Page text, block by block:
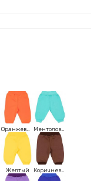
Оранжевый Ментоловый
Желтый Коричневый